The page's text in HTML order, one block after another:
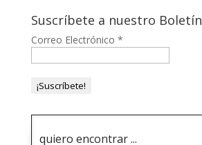
Suscríbete a nuestro Boletín
Correo Electrónico *